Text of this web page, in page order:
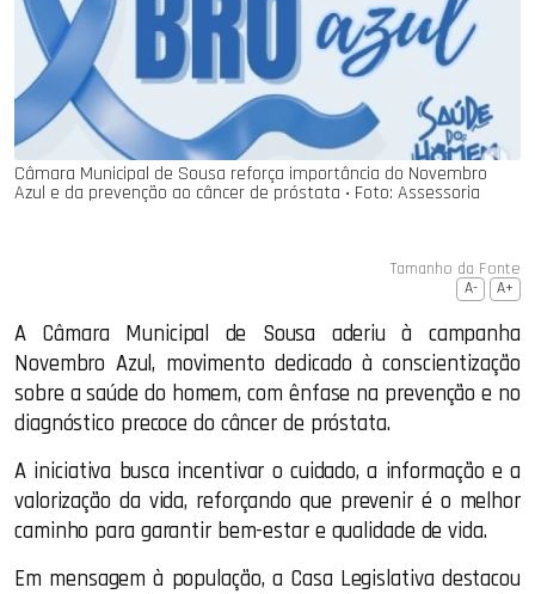
Câmara Municipal de Sousa reforça importância do Novembro
Azul e da prevenção ao câncer de próstata ‧ Foto: Assessoria
Tamanho da Fonte
A- A+
A Câmara Municipal de Sousa aderiu à campanha
Novembro Azul, movimento dedicado à conscientização
sobre a saúde do homem, com ênfase na prevenção e no
diagnóstico precoce do câncer de próstata.
A iniciativa busca incentivar o cuidado, a informação e a
valorização da vida, reforçando que prevenir é o melhor
caminho para garantir bem-estar e qualidade de vida.
Em mensagem à população, a Casa Legislativa destacou